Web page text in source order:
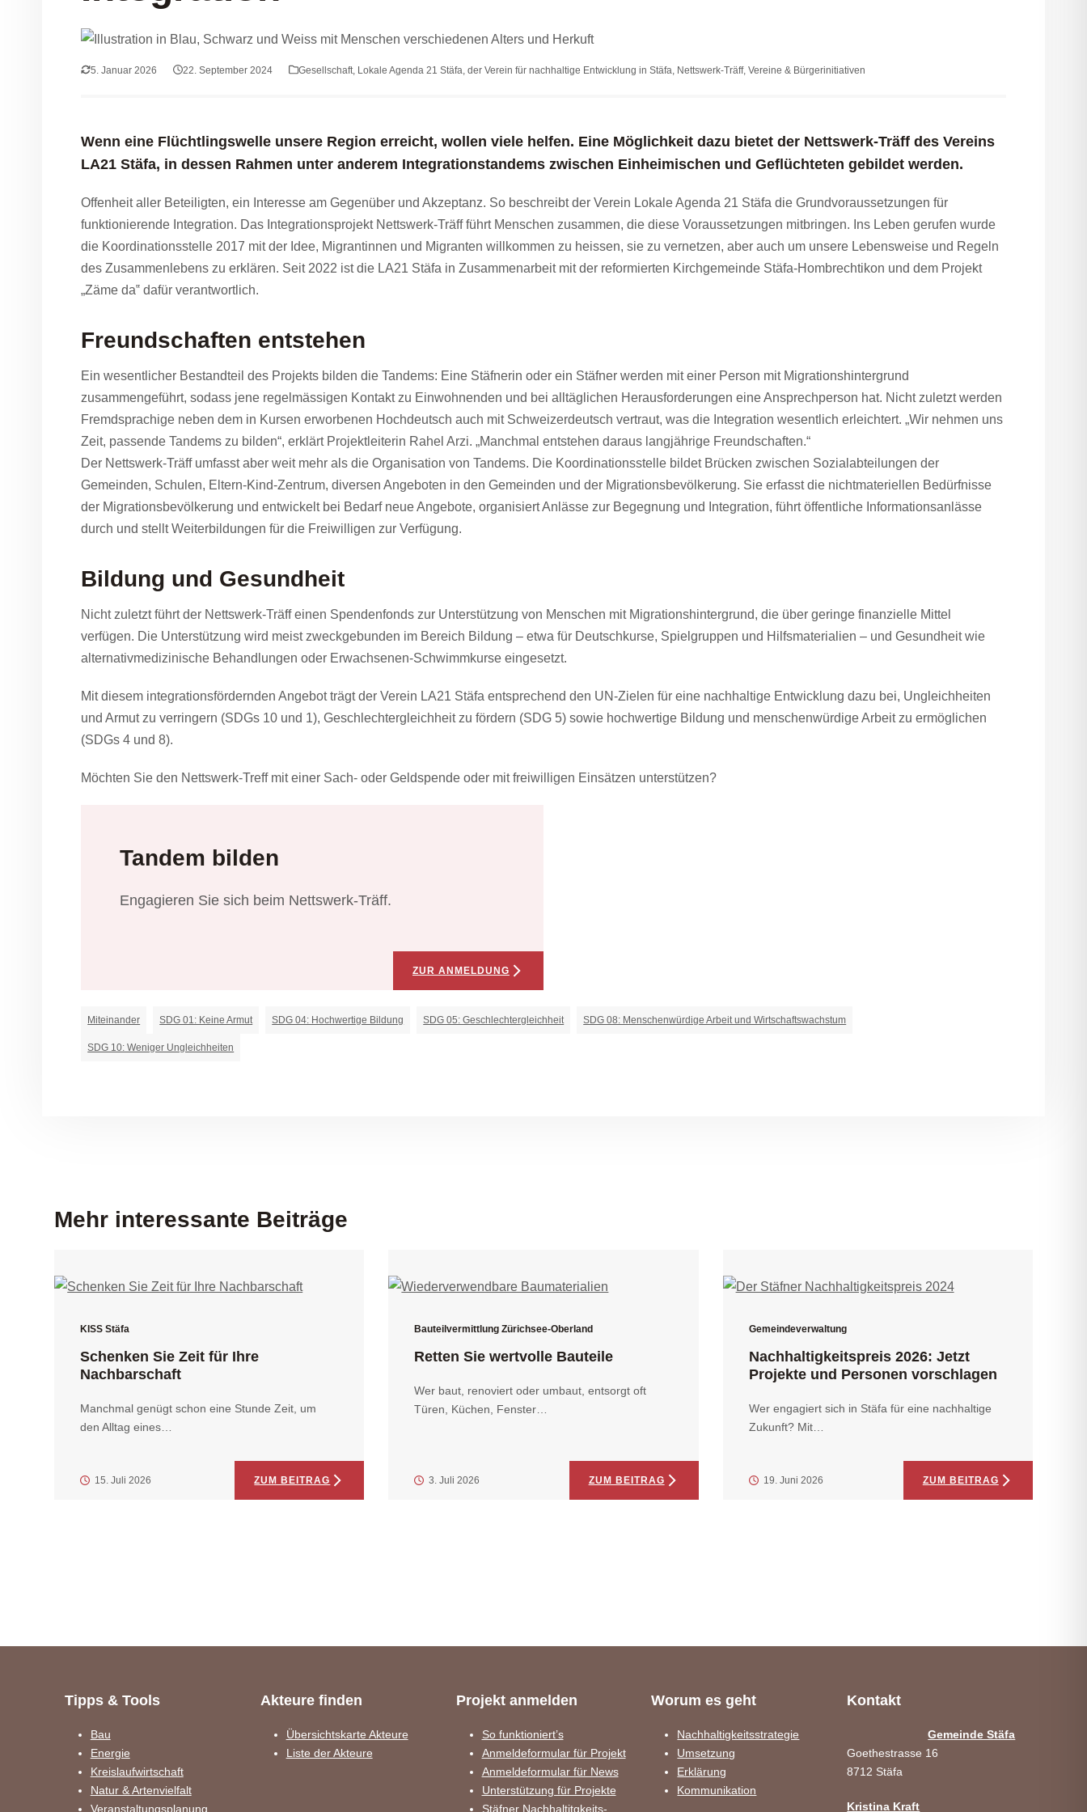
5. Januar 2026 22. September 2024 Gesellschaft Lokale Agenda 21 Stäfa, der Verein für nachhaltige Entwicklung in Stäfa Nettswerk-Träff,Vereine & Bürgerinitiativen
Wenn eine Flüchtlingswelle unsere Region erreicht, wollen viele helfen. Eine Möglichkeit dazu bietet der Nettswerk-Träff des Vereins
LA21 Stäfa, in dessen Rahmen unter anderem Integrationstandems zwischen Einheimischen und Geflüchteten gebildet werden.
Offenheit aller Beteiligten, ein Interesse am Gegenüber und Akzeptanz. So beschreibt der Verein Lokale Agenda 21 Stäfa die Grundvoraussetzungen für
funktionierende Integration. Das Integrationsprojekt Nettswerk-Träff führt Menschen zusammen, die diese Voraussetzungen mitbringen. Ins Leben gerufen wurde
die Koordinationsstelle 2017 mit der Idee, Migrantinnen und Migranten willkommen zu heissen, sie zu vernetzen, aber auch um unsere Lebensweise und Regeln
des Zusammenlebens zu erklären. Seit 2022 ist die LA21 Stäfa in Zusammenarbeit mit der reformierten Kirchgemeinde Stäfa-Hombrechtikon und dem Projekt
„Zäme da‟ dafür verantwortlich.
Freundschaften entstehen
Ein wesentlicher Bestandteil des Projekts bilden die Tandems: Eine Stäfnerin oder ein Stäfner werden mit einer Person mit Migrationshintergrund
zusammengeführt, sodass jene regelmässigen Kontakt zu Einwohnenden und bei alltäglichen Herausforderungen eine Ansprechperson hat. Nicht zuletzt werden
Fremdsprachige neben dem in Kursen erworbenen Hochdeutsch auch mit Schweizerdeutsch vertraut, was die Integration wesentlich erleichtert. „Wir nehmen uns
Zeit, passende Tandems zu bilden“, erklärt Projektleiterin Rahel Arzi. „Manchmal entstehen daraus langjährige Freundschaften.“
Der Nettswerk-Träff umfasst aber weit mehr als die Organisation von Tandems. Die Koordinationsstelle bildet Brücken zwischen Sozialabteilungen der
Gemeinden, Schulen, Eltern-Kind-Zentrum, diversen Angeboten in den Gemeinden und der Migrationsbevölkerung. Sie erfasst die nichtmateriellen Bedürfnisse
der Migrationsbevölkerung und entwickelt bei Bedarf neue Angebote, organisiert Anlässe zur Begegnung und Integration, führt öffentliche Informationsanlässe
durch und stellt Weiterbildungen für die Freiwilligen zur Verfügung.
Bildung und Gesundheit
Nicht zuletzt führt der Nettswerk-Träff einen Spendenfonds zur Unterstützung von Menschen mit Migrationshintergrund, die über geringe finanzielle Mittel
verfügen. Die Unterstützung wird meist zweckgebunden im Bereich Bildung – etwa für Deutschkurse, Spielgruppen und Hilfsmaterialien – und Gesundheit wie
alternativmedizinische Behandlungen oder Erwachsenen-Schwimmkurse eingesetzt.
Mit diesem integrationsfördernden Angebot trägt der Verein LA21 Stäfa entsprechend den UN-Zielen für eine nachhaltige Entwicklung dazu bei, Ungleichheiten
und Armut zu verringern (SDGs 10 und 1), Geschlechtergleichheit zu fördern (SDG 5) sowie hochwertige Bildung und menschenwürdige Arbeit zu ermöglichen
(SDGs 4 und 8).
Möchten Sie den Nettswerk-Treff mit einer Sach- oder Geldspende oder mit freiwilligen Einsätzen unterstützen?
Tandem bilden
Engagieren Sie sich beim Nettswerk-Träff.
ZUR ANMELDUNG
Miteinander SDG 01: Keine Armut SDG 04: Hochwertige Bildung SDG 05: Geschlechtergleichheit SDG 08: Menschenwürdige Arbeit und Wirtschaftswachstum
SDG 10: Weniger Ungleichheiten
Mehr interessante Beiträge
KISS Stäfa
Schenken Sie Zeit für Ihre
Nachbarschaft
Manchmal genügt schon eine Stunde Zeit, um
den Alltag eines…
15. Juli 2026 ZUM BEITRAG
Bauteilvermittlung Zürichsee-Oberland
Retten Sie wertvolle Bauteile
Wer baut, renoviert oder umbaut, entsorgt oft
Türen, Küchen, Fenster…
3. Juli 2026 ZUM BEITRAG
Gemeindeverwaltung
Nachhaltigkeitspreis 2026: Jetzt
Projekte und Personen vorschlagen
Wer engagiert sich in Stäfa für eine nachhaltige
Zukunft? Mit…
19. Juni 2026 ZUM BEITRAG
Tipps & Tools
Bau
Energie
Kreislaufwirtschaft
Natur & Artenvielfalt
Veranstaltungsplanung
Akteure finden
Übersichtskarte Akteure
Liste der Akteure
Projekt anmelden
So funktioniert’s
Anmeldeformular für Projekt
Anmeldeformular für News
Unterstützung für Projekte
Stäfner Nachhaltitgkeits-
Worum es geht
Nachhaltigkeitsstrategie
Umsetzung
Erklärung
Kommunikation
Kontakt
Gemeinde Stäfa
Goethestrasse 16
8712 Stäfa
Kristina Kraft